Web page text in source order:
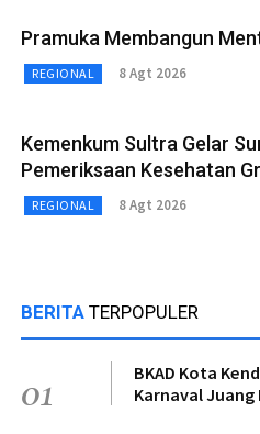
Pramuka Membangun
REGIONAL 8 Agt 2026
Kemenkum Sultra Gelar
Pemeriksaan Kesehatan
REGIONAL 8 Agt 2026
BERITA TERPOPULER
01
BKAD Kota
Karnaval Juang